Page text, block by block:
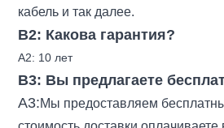
кабель и так далее.
В2: Какова гарантия?
A2: 10 лет
В3: Вы предлагаете
А3:Мы предоставляем